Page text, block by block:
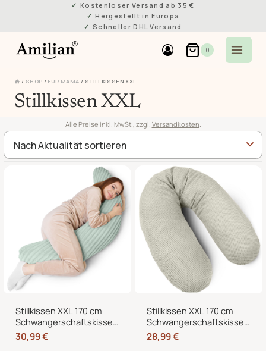
Kostenloser Versand ab 35 €
Hergestellt in Europa
Schneller DHL Versand
0
/ SHOP / FÜR MAMA / STILLKISSEN XXL
Stillkissen XXL
Alle Preise inkl. MwSt., zzgl. Versandkosten
Stillkissen XXL 170 cm
Schwangerschaftskissen
Seitenschläferkissen U-
Form – Lagerungskissen
30,99€
Stillkissen XXL 170 cm
Schwangerschaftskissen
Seitenschläferkissen U-
Form mit abnehmbarem
28,99€